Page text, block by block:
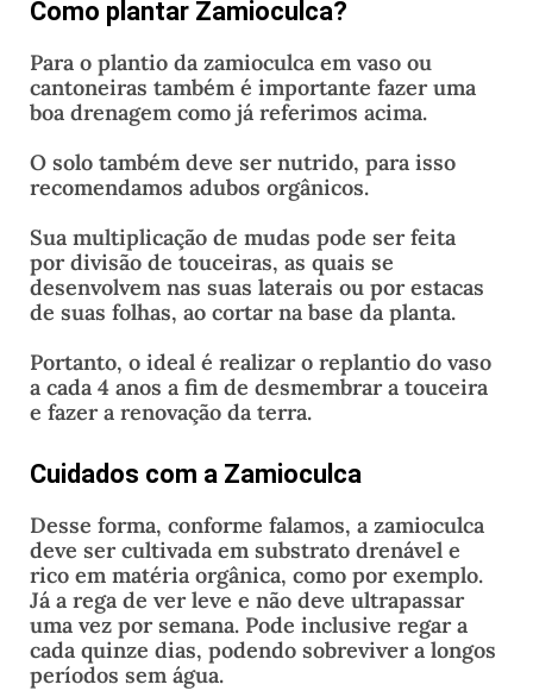
Como plantar Zamioculca?
Para o plantio da zamioculca em vaso ou
cantoneiras também é importante fazer uma
boa drenagem como já referimos acima.
O solo também deve ser nutrido, para isso
recomendamos adubos orgânicos.
Sua multiplicação de mudas pode ser feita
por divisão de touceiras, as quais se
desenvolvem nas suas laterais ou por estacas
de suas folhas, ao cortar na base da planta.
Portanto, o ideal é realizar o replantio do vaso
a cada 4 anos a fim de desmembrar a touceira
e fazer a renovação da terra.
Cuidados com a Zamioculca
Desse forma, conforme falamos, a zamioculca
deve ser cultivada em substrato drenável e
rico em matéria orgânica, como por exemplo.
Já a rega de ver leve e não deve ultrapassar
uma vez por semana. Pode inclusive regar a
cada quinze dias, podendo sobreviver a longos
períodos sem água.